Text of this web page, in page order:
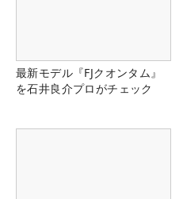
最新モデル『FJクオンタム』
を石井良介プロがチェック